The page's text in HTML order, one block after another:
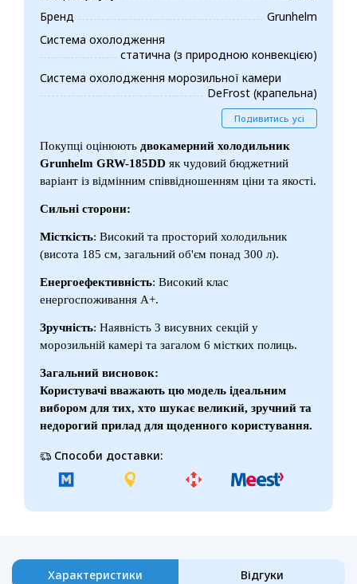
Бренд
Grunhelm
Система охолодження
статична (з природною конвекцією)
Система охолодження морозильної камери
DeFrost (крапельна)
Подивитись усі
Покупці оцінюють двокамерний холодильник
Grunhelm GRW-185DD як чудовий бюджетний
варіант із відмінним співвідношенням ціни та якості.
Сильні сторони:
Місткість: Високий та просторий холодильник
(висота 185 см, загальний об'єм понад 300 л).
Енергоефективність: Високий клас
енергоспоживання A+.
Зручність: Наявність 3 висувних секцій у
морозильній камері та загалом 6 містких полиць.
Загальний висновок:
Користувачі вважають цю модель ідеальним
вибором для тих, хто шукає великий, зручний та
недорогий прилад для щоденного користування.
Способи доставки:
Характеристики Відгуки